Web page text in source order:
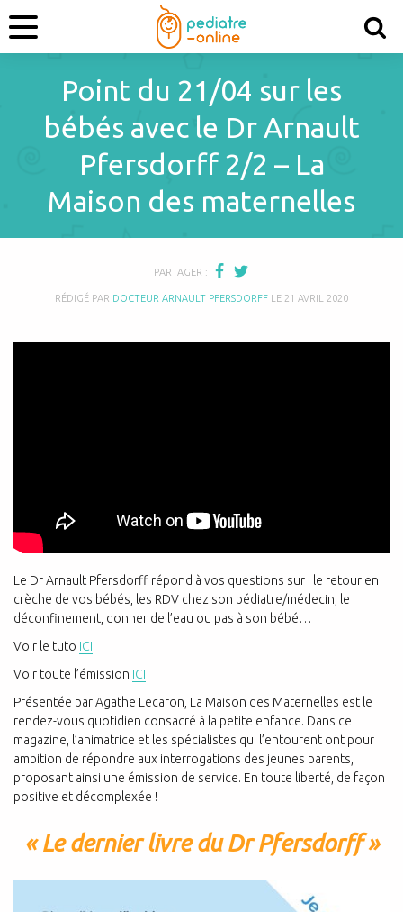
Point du 21/04 sur les
bébés avec le Dr Arnault
Pfersdorff 2/2 – La
Maison des maternelles
PARTAGER :
RÉDIGÉ PAR DOCTEUR ARNAULT PFERSDORFF LE 21 AVRIL 2020
Le Dr Arnault Pfersdorff répond à vos questions sur : le retour en
crèche de vos bébés, les RDV chez son pédiatre/médecin, le
déconfinement, donner de l’eau ou pas à son bébé…
Voir le tuto ICI
Voir toute l’émission ICI
Présentée par Agathe Lecaron, La Maison des Maternelles est le
rendez-vous quotidien consacré à la petite enfance. Dans ce
magazine, l’animatrice et les spécialistes qui l’entourent ont pour
ambition de répondre aux interrogations des jeunes parents,
proposant ainsi une émission de service. En toute liberté, de façon
positive et décomplexée !
« Le dernier livre du Dr Pfersdorff »